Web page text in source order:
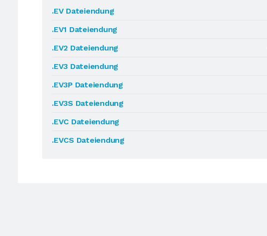
.EV Dateiendung
.EV1 Dateiendung
.EV2 Dateiendung
.EV3 Dateiendung
.EV3P Dateiendung
.EV3S Dateiendung
.EVC Dateiendung
.EVCS Dateiendung